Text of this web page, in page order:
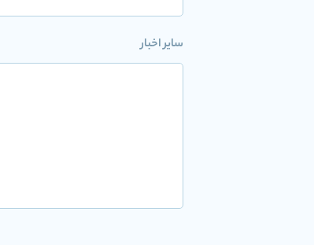
سایر اخبار